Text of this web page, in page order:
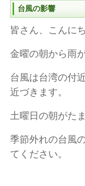
台風の影響
皆さん、こんに
金曜の朝から雨
台風は台湾の付
近づきます。
土曜日の朝がた
季節外れの台風
てください。